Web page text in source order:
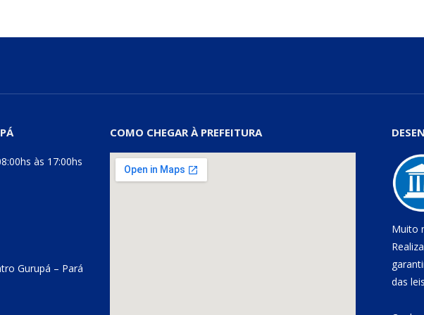
às 17:00hs
Gurupá – Pará
COMO CHEGAR À PREFEITURA
Muito
das